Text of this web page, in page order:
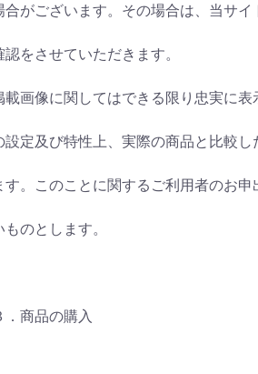
合がございます。その場合は、当サ
認をさせていただきます。
載画像に関してはできる限り忠実に
設定及び特性上、実際の商品と比較
す。このことに関するご利用者のお
ものとします。
．商品の購入